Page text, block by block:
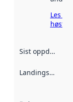
Les
Sist oppdatert
Landingsside